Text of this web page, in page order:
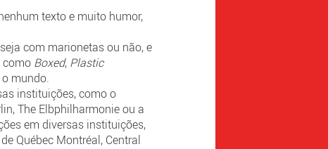
texto e muito humor,
com marionetas ou não, e
como Boxed, Plastic
mundo.
instituições, como o
The Elbphilharmonie ou a
em diversas instituições,
Québec Montréal, Central